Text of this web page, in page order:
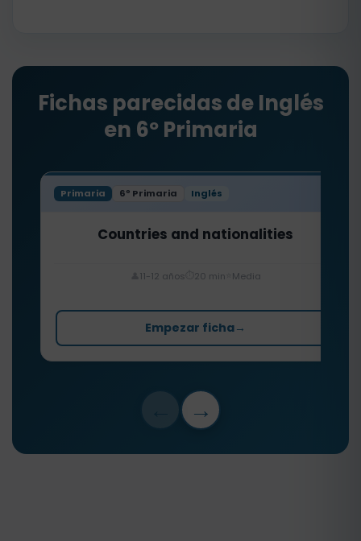
Fichas parecidas de Inglés
en 6º Primaria
Primaria 6º Primaria Inglés
Countries and nationalities
11-12 años 20 min Media
Empezar ficha→
→